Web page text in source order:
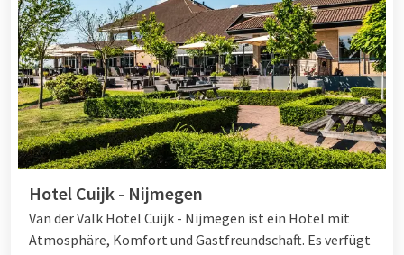
Hotel Cuijk - Nijmegen
Van der Valk Hotel Cuijk - Nijmegen ist ein Hotel mit
Atmosphäre, Komfort und Gastfreundschaft. Es verfügt